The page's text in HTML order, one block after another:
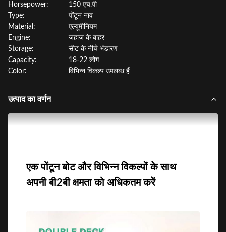
Horsepower:
150 एच.पी
Type:
पोंटून नाव
Material:
एल्यूमीनियम
Engine:
जहाज़ के बाहर
Storage:
सीट के नीचे भंडारण
Capacity:
18-22 लोग
Color:
विभिन्न विकल्प उपलब्ध हैं
उत्पाद का वर्णन
एक पोंटून बोट और विभिन्न विकल्पों के साथ
अपनी बी2बी क्षमता को अधिकतम करें